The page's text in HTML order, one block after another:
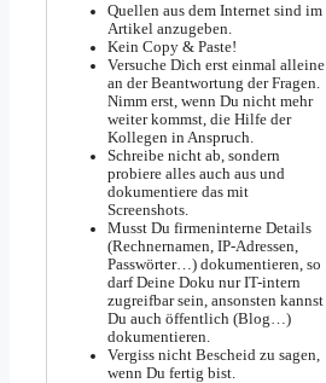
Quellen aus dem Internet sind im
Artikel anzugeben.
Kein Copy & Paste!
Versuche Dich erst einmal alleine
an der Beantwortung der Fragen.
Nimm erst, wenn Du nicht mehr
weiter kommst, die Hilfe der
Kollegen in Anspruch.
Schreibe nicht ab, sondern
probiere alles auch aus und
dokumentiere das mit
Screenshots.
Musst Du firmeninterne Details
(Rechnernamen, IP-Adressen,
Passwörter…) dokumentieren, so
darf Deine Doku nur IT-intern
zugreifbar sein, ansonsten kannst
Du auch öffentlich (Blog…)
dokumentieren.
Vergiss nicht Bescheid zu sagen,
wenn Du fertig bist.